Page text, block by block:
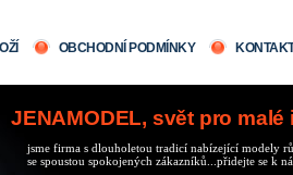
OBCHODNÍ PODMÍNKY
JENAMODEL, svět pro malé
jsme firma s dlouholetou tradicí nabízející modely
se spoustou spokojených zákazníků...přidejte se k